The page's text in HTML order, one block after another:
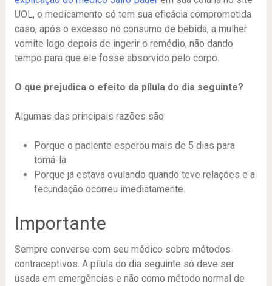
UOL, o medicamento só tem sua eficácia comprometida
caso, após o excesso no consumo de bebida, a mulher
vomite logo depois de ingerir o remédio, não dando
tempo para que ele fosse absorvido pelo corpo.
O que prejudica o efeito da pílula do dia seguinte?
Algumas das principais razões são:
Porque o paciente esperou mais de 5 dias para
tomá-la.
Porque já estava ovulando quando teve relações e a
fecundação ocorreu imediatamente.
Importante
Sempre converse com seu médico sobre métodos
contraceptivos. A pílula do dia seguinte só deve ser
usada em emergências e não como método normal de